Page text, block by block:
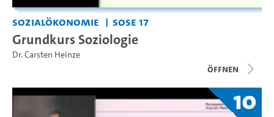
Sozialökonomie SoSe 17
Grundkurs Soziologie
Dr. Carsten Heinze
Öffnen
10